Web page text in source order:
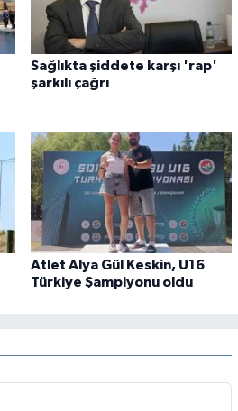
Sağlıkta şiddete karşı 'rap'
şarkılı çağrı
Atlet Alya Gül Keskin, U16
Türkiye Şampiyonu oldu